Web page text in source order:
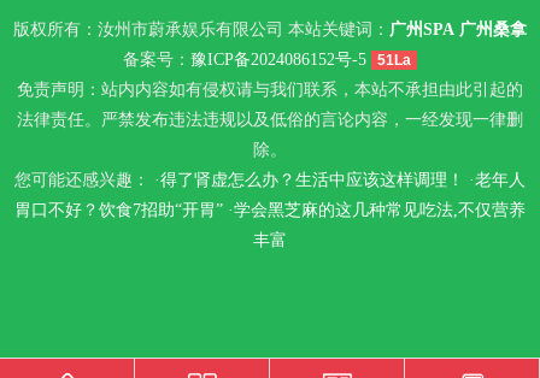
版权所有：汝州市蔚承娱乐有限公司 本站关键词： 广州SPA 广州桑拿
备案号： 豫ICP备2024086152号-5 51La
免责声明：站内内容如有侵权请与我们联系，本站不承担由此引起的
法律责任。严禁发布违法违规以及低俗的言论内容，一经发现一律删
除。
您可能还感兴趣： ·得了肾虚怎么办？生活中应该这样调理！ ·老年人
胃口不好？饮食7招助“开胃” ·学会黑芝麻的这几种常见吃法,不仅营养
丰富